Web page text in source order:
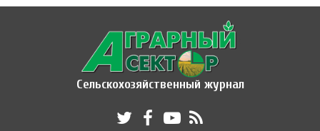
Сельскохозяйственный журнал